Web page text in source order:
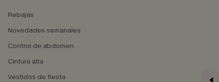
Rebajas
Novedades semanales
Control de abdomen
Cintura alta
Vestidos de fiesta